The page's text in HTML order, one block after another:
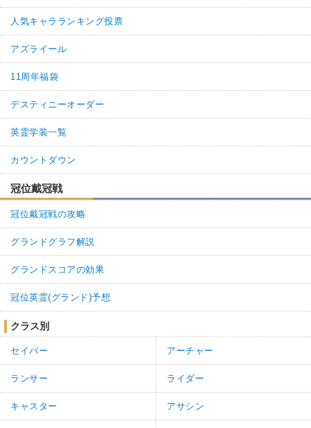
獅子王のブレイク後に付く特殊耐性は、バゼットさんの宝具を置い
とけばターン数をかなり削れたぞ
返信(0)
人気キャラランキング投票
アズライール
11周年福袋
デスティニーオーダー
英霊学装一覧
カウントダウン
冠位戴冠戦
冠位戴冠戦の攻略
グランドグラフ解説
グランドスコアの効果
冠位英霊(グランド)予想
クラス別
セイバー アーチャー
ランサー ライダー
キャスター アサシン